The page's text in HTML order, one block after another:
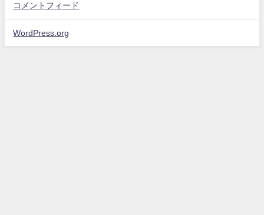
コメントフィード
WordPress.org